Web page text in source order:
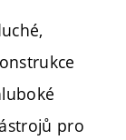
pro